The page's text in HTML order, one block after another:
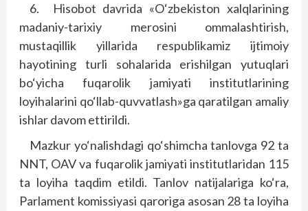
6.
Hisobot davrida «O‘zbekiston xalqlarining
madaniy-tarixiy merosini ommalashtirish,
mustaqillik yillarida respublikamiz ijtimoiy
hayotining turli sohalarida erishilgan yutuqlari
bo‘yicha fuqarolik jamiyati institutlarining
loyihalarini qo‘llab-quvvatlash»ga qaratilgan amaliy
ishlar davom ettirildi.
Mazkur yo‘nalishdagi qo‘shimcha tanlovga 92 ta
NNT, OAV va fuqarolik jamiyati institutlaridan 115
ta loyiha taqdim etildi. Tanlov natijalariga ko‘ra,
Parlament komissiyasi qaroriga asosan 28 ta loyiha